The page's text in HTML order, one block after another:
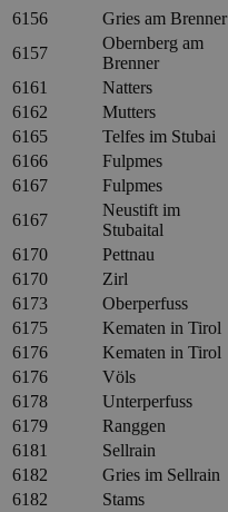
6156
Gries am Brenner
6157
Obernberg am
Brenner
6161
Natters
6162
Mutters
6165
Telfes im Stubai
6166
Fulpmes
6167
Fulpmes
6167
Neustift im
Stubaital
6170
Pettnau
6170
Zirl
6173
Oberperfuss
6175
Kematen in Tirol
6176
Kematen in Tirol
6176
Völs
6178
Unterperfuss
6179
Ranggen
6181
Sellrain
6182
Gries im Sellrain
6182
Stams